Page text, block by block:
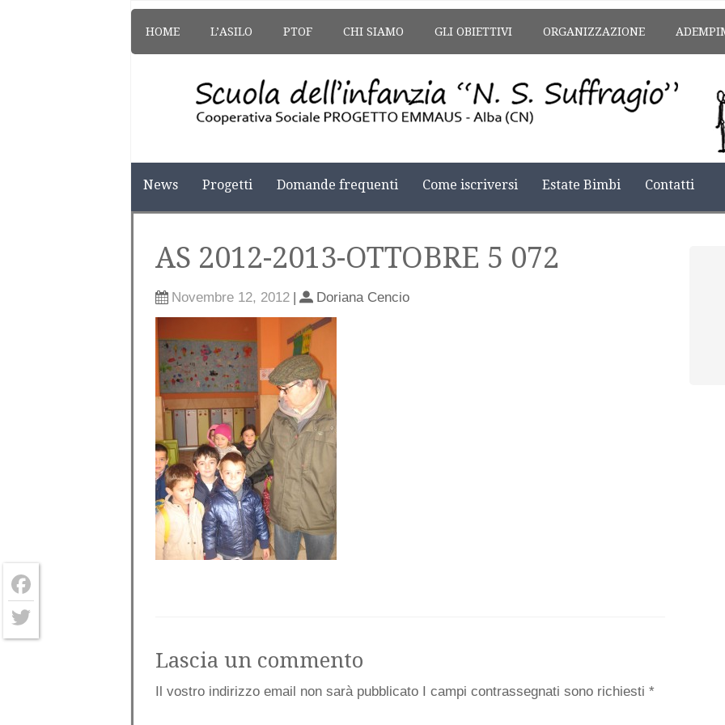
HOME L’ASILO PTOF CHI SIAMO GLI OBIETTIVI ORGANIZZAZIONE
News Progetti Domande frequenti Come iscriversi Estate Bimbi Contatti
AS 2012-2013-OTTOBRE 5 072
Novembre 12, 2012 | Doriana Cencio
Lascia un commento
Il vostro indirizzo email non sarà pubblicato I campi contrassegnati sono richiesti *
Facebook
Twitter